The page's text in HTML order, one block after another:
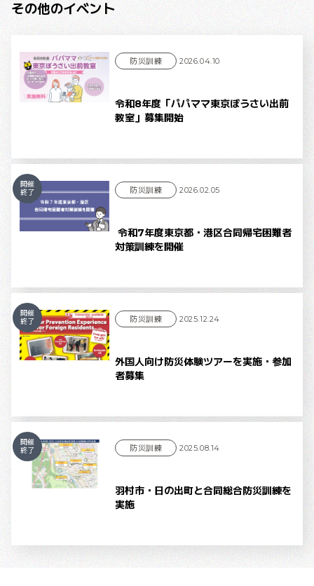
その他のイベント
令和8年度「パパママ東京ぼうさい出前
教室」募集開始
防災訓練 2026.04.10
開催
終了
令和7年度東京都・港区合同帰宅困難者
対策訓練を開催
防災訓練 2026.02.05
開催
終了
外国人向け防災体験ツアーを実施・参加
者募集
防災訓練 2025.12.24
開催
終了
羽村市・日の出町と合同総合防災訓練を
実施
防災訓練 2025.08.14